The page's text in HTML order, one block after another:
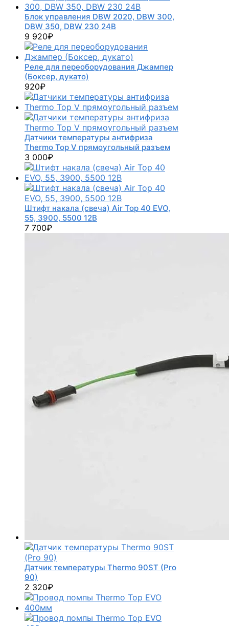
Блок управления DBW 2020, DBW 300,
DBW 350, DBW 230 24В
9 920₽
Реле для переоборудования Джампер
(Боксер, дукато)
920₽
Датчики температуры антифриза
Thermo Top V прямоугольный разъем
3 000₽
Штифт накала (свеча) Air Top 40 EVO,
55, 3900, 5500 12В
7 700₽
Датчик температуры Thermo 90ST (Pro
90)
2 320₽